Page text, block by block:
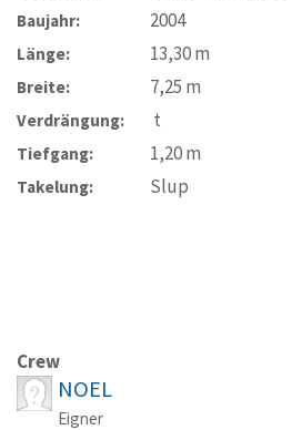
Baujahr: 2004
Länge: 13,30m
Breite: 7,25 m
Verdrängung: t
Tiefgang: 1,20m
Takelung: Slup
Crew
NOEL
Eigner